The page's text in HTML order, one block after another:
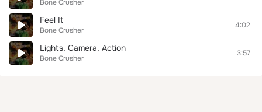
Bone Crusher
Feel It
Bone Crusher
4:02
Lights, Camera, Action
Bone Crusher
3:57